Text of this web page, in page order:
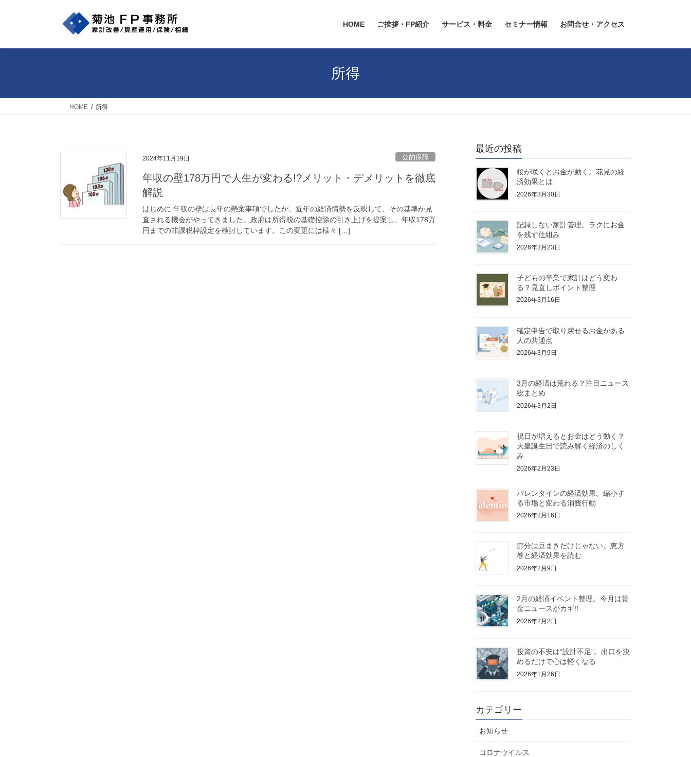
HOME ご挨拶・FP紹介 サービス・料金 セミナー情報 お問合せ・アクセス
所得
HOME 所得
2024年11月19日 公的保障
年収の壁178万円で人生が変わる!?メリット・デメリットを徹底
解説
はじめに 年収の壁は長年の懸案事項でしたが、近年の経済情勢を反映して、その基準が見
直される機会がやってきました。政府は所得税の基礎控除の引き上げを提案し、年収178万
円までの非課税枠設定を検討しています。この変更には様々 […]
最近の投稿
桜が咲くとお金が動く。花見の経
済効果とは
2026年3月30日
記録しない家計管理。ラクにお金
を残す仕組み
2026年3月23日
子どもの卒業で家計はどう変わ
る？見直しポイント整理
2026年3月16日
確定申告で取り戻せるお金がある
人の共通点
2026年3月9日
3月の経済は荒れる？注目ニュース
総まとめ
2026年3月2日
祝日が増えるとお金はどう動く？
天皇誕生日で読み解く経済のしく
み
2026年2月23日
バレンタインの経済効果。縮小す
る市場と変わる消費行動
2026年2月16日
節分は豆まきだけじゃない。恵方
巻と経済効果を読む
2026年2月9日
2月の経済イベント整理。今月は賃
金ニュースがカギ!!
2026年2月2日
投資の不安は“設計不足”。出口を決
めるだけで心は軽くなる
2026年1月26日
カテゴリー
お知らせ
コロナウイルス